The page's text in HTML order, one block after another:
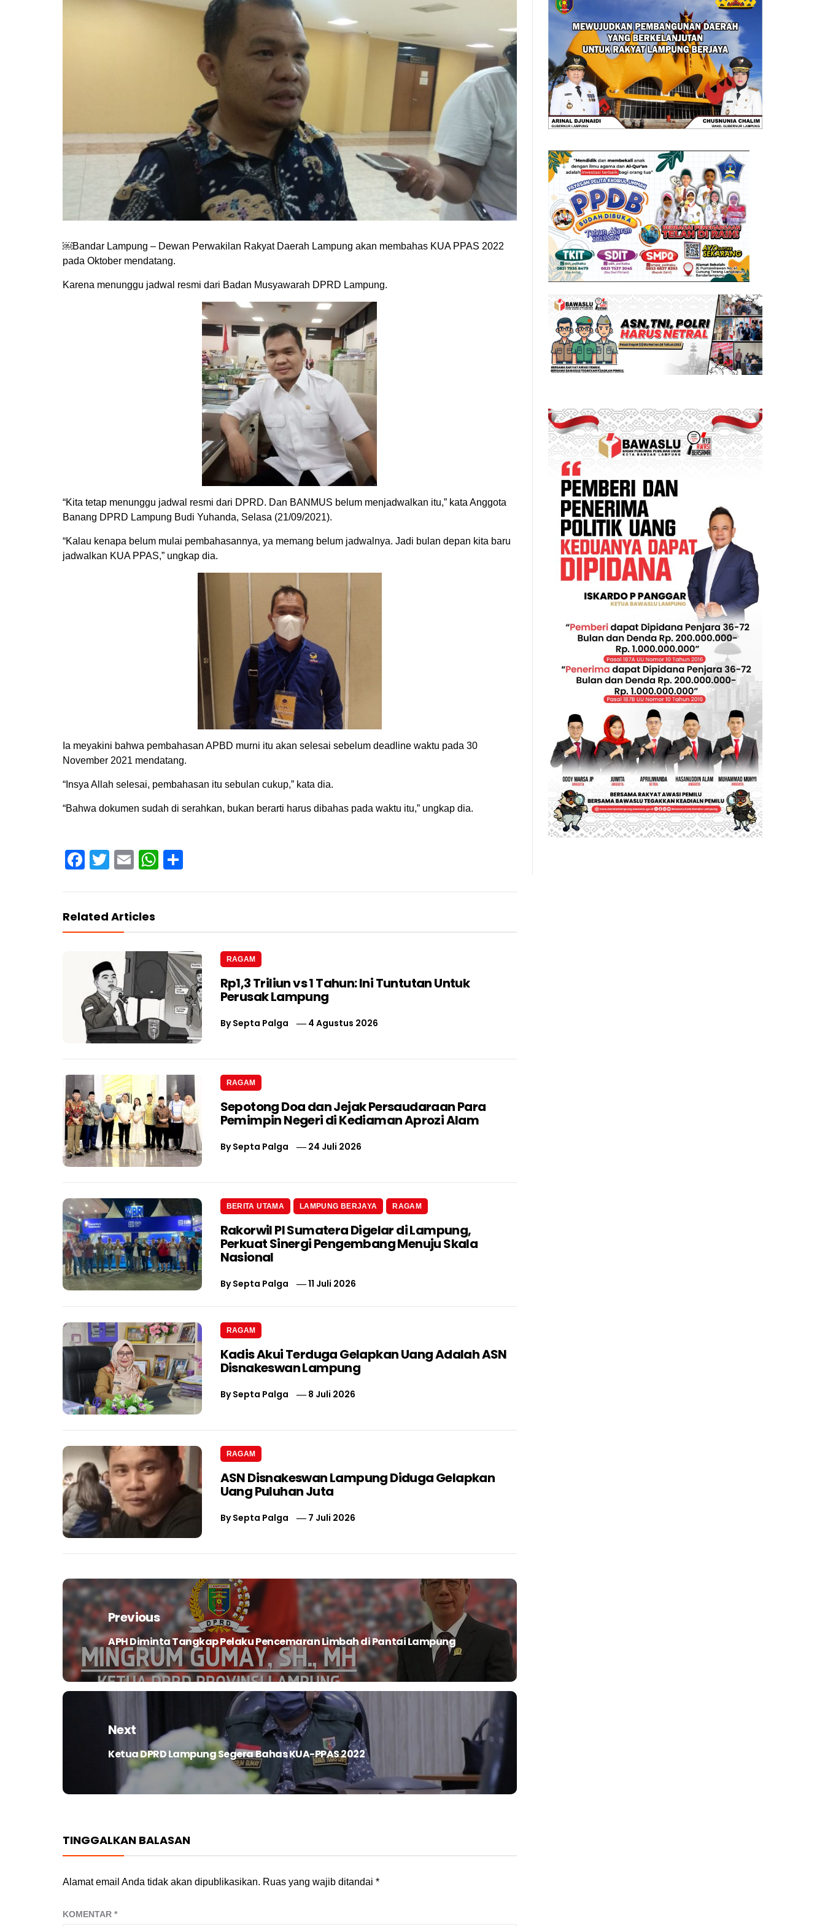
￼Bandar Lampung – Dewan Perwakilan Rakyat Daerah Lampung akan membahas KUA PPAS 2022
pada Oktober mendatang.
Karena menunggu jadwal resmi dari Badan Musyawarah DPRD Lampung.
“Kita tetap menunggu jadwal resmi dari DPRD. Dan BANMUS belum menjadwalkan itu,” kata Anggota
Banang DPRD Lampung Budi Yuhanda, Selasa (21/09/2021).
“Kalau kenapa belum mulai pembahasannya, ya memang belum jadwalnya. Jadi bulan depan kita baru
jadwalkan KUA PPAS,” ungkap dia.
Ia meyakini bahwa pembahasan APBD murni itu akan selesai sebelum deadline waktu pada 30
November 2021 mendatang.
“Insya Allah selesai, pembahasan itu sebulan cukup,” kata dia.
“Bahwa dokumen sudah di serahkan, bukan berarti harus dibahas pada waktu itu,” ungkap dia.
Facebook
TwitterEmailWhatsApp
Related Articles
RAGAM
Rp1,3 Triliun vs 1 Tahun: Ini Tuntutan Untuk
Perusak Lampung
BySepta Palga 4 Agustus 2026
RAGAM
Sepotong Doa dan Jejak Persaudaraan Para
Pemimpin Negeri di Kediaman Aprozi Alam
BySepta Palga 24 Juli 2026
BERITA UTAMA LAMPUNG BERJAYA RAGAM
Rakorwil PI Sumatera Digelar di Lampung,
Perkuat Sinergi Pengembang Menuju Skala
Nasional
BySepta Palga 11 Juli 2026
RAGAM
Kadis Akui Terduga Gelapkan Uang Adalah ASN
Disnakeswan Lampung
BySepta Palga 8 Juli 2026
RAGAM
ASN Disnakeswan Lampung Diduga Gelapkan
Uang Puluhan Juta
BySepta Palga 7 Juli 2026
Navigasi
pos
Previous
Previous
post:
APH Diminta Tangkap Pelaku Pencemaran Limbah di Pantai Lampung
Next
Next
Ketua DPRD Lampung Segera Bahas KUA-PPAS 2022
TINGGALKAN BALASAN
Alamat email Anda tidak akan dipublikasikan. Ruas yang wajib ditandai *
KOMENTAR *